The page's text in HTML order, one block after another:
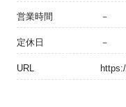
営業時間 －
定休日 －
URL